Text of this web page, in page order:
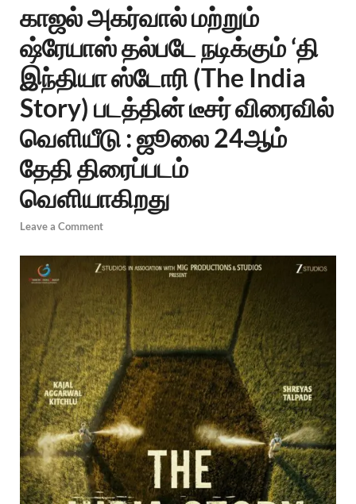
காஜல் அகர்வால் மற்றும்
ஷ்ரேயாஸ் தல்படே நடிக்கும் ‘தி
இந்தியா ஸ்டோரி (The India
Story) படத்தின் டீசர் விரைவில்
வெளியீடு : ஜூலை 24ஆம்
தேதி திரைப்படம்
வெளியாகிறது
Leave a Comment